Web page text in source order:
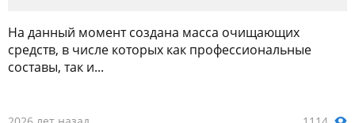
На данный момент создана масса очищающих
средств, в числе которых как профессиональные
составы, так и...